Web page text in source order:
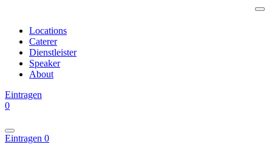
Locations
Caterer
Dienstleister
Speaker
About
Eintragen
0
Eintragen 0